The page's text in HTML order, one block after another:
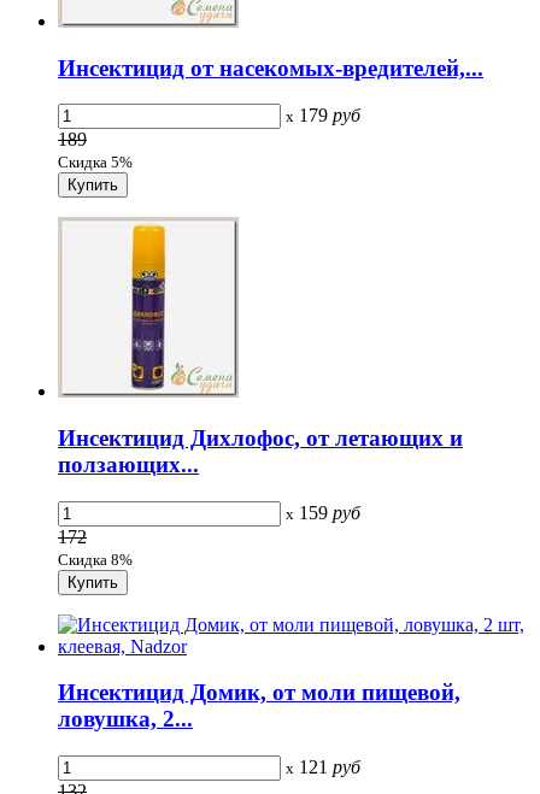
Инсектицид от насекомых-вредителей,...
x 179 руб
189
Скидка 5%
Инсектицид Дихлофос, от летающих и
ползающих...
x 159 руб
172
Скидка 8%
Инсектицид Домик, от моли пищевой,
ловушка, 2...
x 121 руб